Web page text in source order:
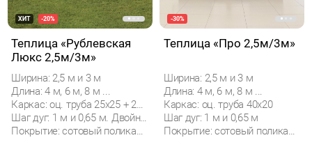
ХИТ -20%
Теплица «Рублевская
Люкс 2,5м/3м»
Ширина: 2,5 м и 3 м
Длина: 4 м, 6 м, 8 м ...
Каркас: оц. труба 25х25 + 20х20
Шаг дуг: 1 м и 0,65 м. Двойные дуги.
Покрытие: сотовый поликарбонат
-30%
Теплица «Про 2,5м/3м»
Ширина: 2,5 м и 3 м
Длина: 4 м, 6 м, 8 м ...
Каркас: оц. труба 40х20
Шаг дуг: 1 м и 0,65 м
Покрытие: сотовый поликарбонат